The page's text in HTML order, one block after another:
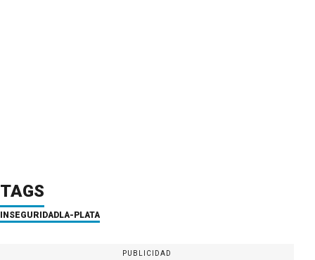
TAGS
INSEGURIDADLA-PLATA
PUBLICIDAD